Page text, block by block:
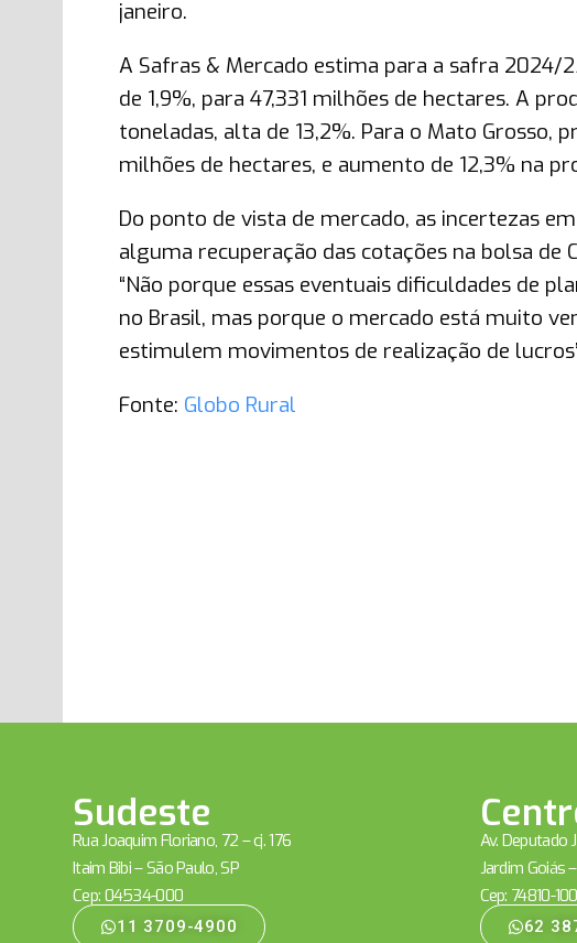
janeiro.
A Safras & Mercado estima para a safra
de 1,9%, para 47,331 milhões de hectares. A
toneladas, alta de 13,2%. Para o Mato Grosso,
milhões de hectares, e aumento de 12,3% na
Do ponto de vista de mercado, as incertezas
alguma recuperação das cotações na bolsa de
“Não porque essas eventuais dificuldades de
no Brasil, mas porque o mercado está muito
estimulem movimentos de realização de
Fonte: Globo Rural
Sudeste
Rua Joaquim Floriano, 72 – cj. 176
Itaim Bibi – São Paulo, SP
Cep: 04534-000
11 3709-4900
Av. Deputado
Jardim Goiás
Cep: 74810-100
62